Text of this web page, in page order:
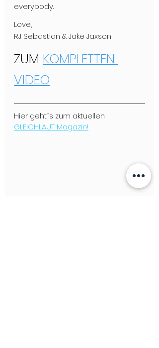
everybody.
Love,
RJ Sebastian & Jake Jaxson
ZUM KOMPLETTEN
VIDEO
Hier geht´s zum aktuellen
GLEICHLAUT Magazin!